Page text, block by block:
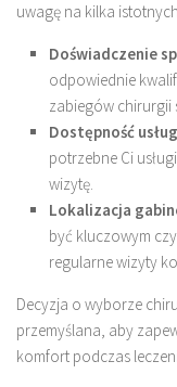
uwagę na kilka
Doświadczenie
odpowiednie
zabiegów chirurgii
Dostępność
potrzebne Ci
wizytę.
Lokalizacja
być kluczowym
regularne wizyty
Decyzja o wyborze
przemyślana, aby
komfort podczas